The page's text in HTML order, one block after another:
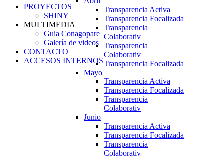
Transparencia Activa
Transparencia Focalizada
Transparencia
Colaborativ
Transparencia
Colaborativ
Transparencia Focalizada
Mayo
Transparencia Activa
Transparencia Focalizada
Transparencia
Colaborativ
Junio
Transparencia Activa
Transparencia Focalizada
Transparencia
Colaborativ
PROYECTOS
SHINY
MULTIMEDIA
Guia Conagopare
Galería de videos
CONTACTO
ACCESOS INTERNOS